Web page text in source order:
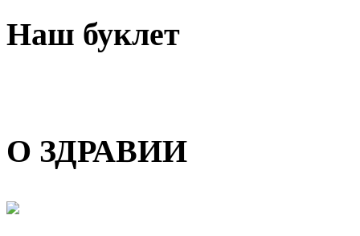
Наш буклет
О ЗДРАВИИ